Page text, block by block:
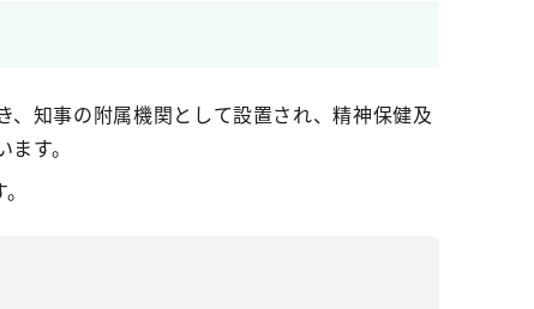
知事の附属機関として設置され、精神保健及
す。